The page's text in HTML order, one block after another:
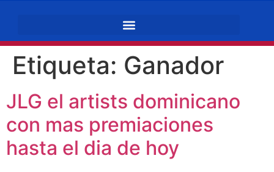
Etiqueta: Ganador
JLG el artists dominicano
con mas premiaciones
hasta el dia de hoy